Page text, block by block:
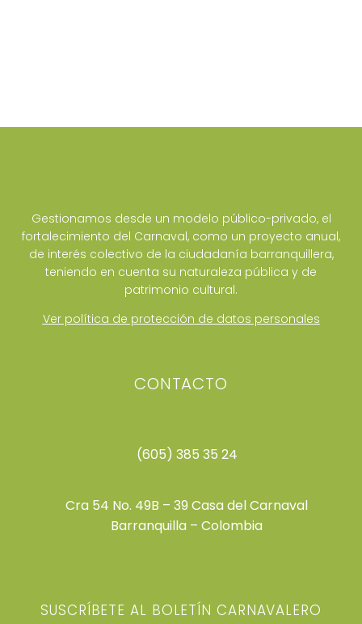
Gestionamos desde un modelo público-privado, el
fortalecimiento del Carnaval, como un proyecto anual,
de interés colectivo de la ciudadanía barranquillera,
teniendo en cuenta su naturaleza pública y de
patrimonio cultural.
Ver política de protección de datos personales
CONTACTO
(605) 385 35 24
Cra 54 No. 49B – 39 Casa del Carnaval
Barranquilla – Colombia
SUSCRÍBETE AL BOLETÍN CARNAVALERO